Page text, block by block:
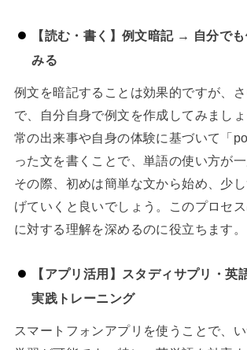
【読む・書く】例文暗記 → 自分で
みる
例文を暗記することは効果的ですが、
で、自分自身で例文を作成してみまし
常の出来事や自身の体験に基づいて「
った文を書くことで、単語の使い方が一
その際、初めは簡単な文から始め、少
げていくと良いでしょう。このプロセ
に対する理解を深めるのに役立ちます。
【アプリ活用】スタディサプリ・英
実践トレーニング
スマートフォンアプリを使うことで、